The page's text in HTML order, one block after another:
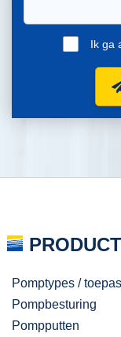
Ik ga
Pomptypes /
Pompbesturing
Pompputten